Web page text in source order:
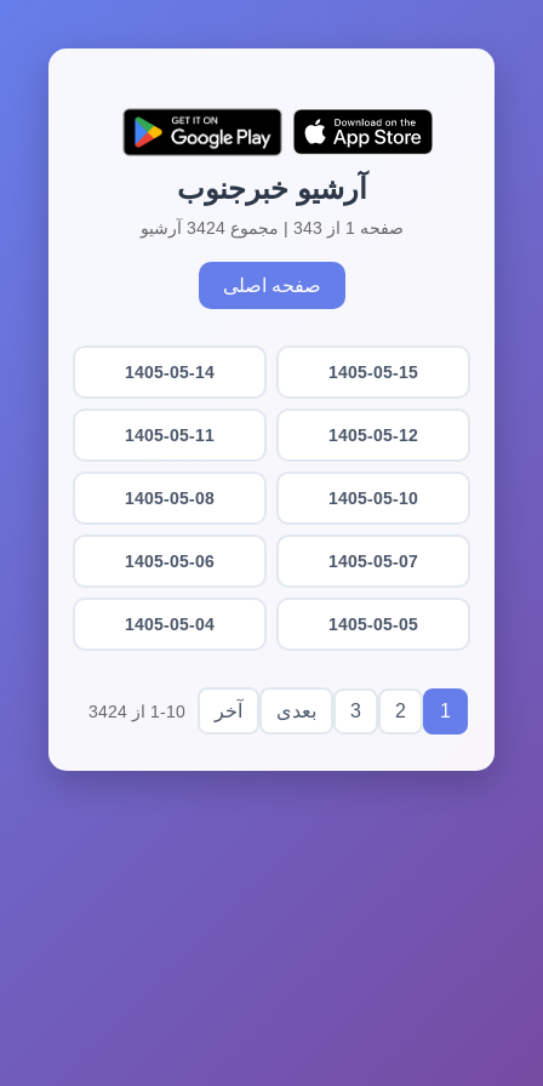
آرشیو خبرجنوب
صفحه 1 از 343 | مجموع 3424 آرشیو
صفحه اصلی
1405-05-15
1405-05-14
1405-05-12
1405-05-11
1405-05-10
1405-05-08
1405-05-07
1405-05-06
1405-05-05
1405-05-04
1
2
3 بعدی آخر 1-10 از 3424